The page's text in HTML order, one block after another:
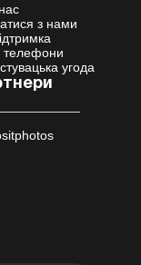
з нами
телефони
угода